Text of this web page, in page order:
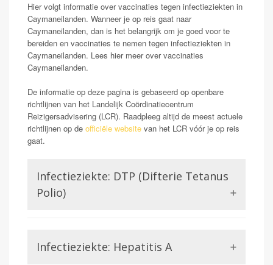
Hier volgt informatie over vaccinaties tegen infectieziekten in
Caymaneilanden. Wanneer je op reis gaat naar
Caymaneilanden, dan is het belangrijk om je goed voor te
bereiden en vaccinaties te nemen tegen infectieziekten in
Caymaneilanden. Lees hier meer over vaccinaties
Caymaneilanden.
De informatie op deze pagina is gebaseerd op openbare
richtlijnen van het Landelijk Coördinatiecentrum
Reizigersadvisering (LCR). Raadpleeg altijd de meest actuele
richtlijnen op de officiële website van het LCR vóór je op reis
gaat.
Infectieziekte: DTP (Difterie Tetanus
Polio)
aandoeningen maar hebben gemeen dat ze beide in het
Infectieziekte: Hepatitis A